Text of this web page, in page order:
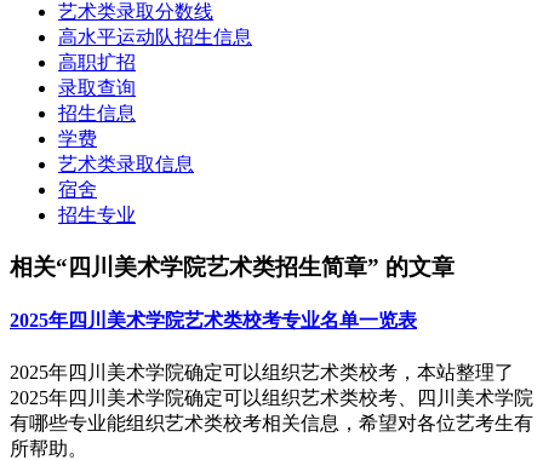
艺术类录取分数线
高水平运动队招生信息
高职扩招
录取查询
招生信息
学费
艺术类录取信息
宿舍
招生专业
相关“四川美术学院艺术类招生简章” 的文章
2025年四川美术学院艺术类校考专业名单一览表
2025年四川美术学院确定可以组织艺术类校考，本站整理了
2025年四川美术学院确定可以组织艺术类校考、四川美术学院
有哪些专业能组织艺术类校考相关信息，希望对各位艺考生有
所帮助。